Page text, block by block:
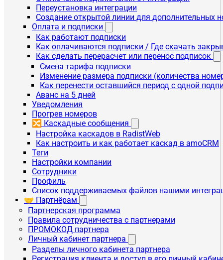
Переустановка интеграции
Создание открытой линии для дополнительных
Оплата и подписки
Как работают подписки
Как оплачиваются подписки / Где скачать
Как сделать перерасчет или перенос подписок
Смена тарифа подписки
Изменение размера подписки (количества
Как перенести оставшийся период с одной
Аванс на 5 дней
Уведомления
Прогрев номеров
🔀 Каскадные сообщения
Настройка каскадов в RadistWeb
Как настроить и как работает каскад в amoCRM
Теги
Настройки компании
Сотрудники
Профиль
Список поддерживаемых файлов нашими
🤝 Партнёрам
Партнерская программа
Правила сотрудничества с партнерами
ПРОМОКОД партнера
Личный кабинет партнера
Разделы личного кабинета партнера